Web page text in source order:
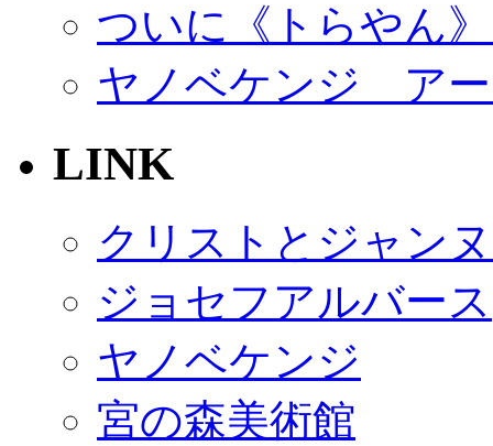
ついに《トらやん
ヤノベケンジ アー
LINK
クリストとジャン
ジョセフアルバース
ヤノベケンジ
宮の森美術館